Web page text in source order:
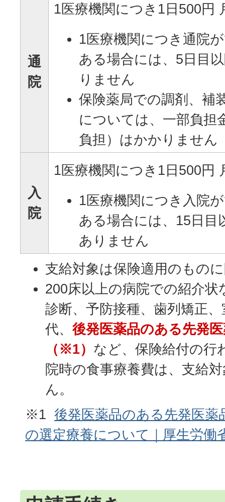
通
院
1医療機関につき1日500円
1医療機関につき通院
ある場合には、5日目
りません
保険薬局での調剤、補
については、一部負担
負担）はかかりません
入
院
1医療機関につき1日500円
1医療機関につき入院
ある場合には、15日目
ありません
支給対象は保険適用のもの
200床以上の病院での紹介状
診断、予防接種、歯列矯正
代、後発医薬品のある先発
（※1） など、保険給付の行
院時の食事療養費は、支給
ん。
※1 後発医薬品のある先発医薬
の選定療養について｜厚生労働